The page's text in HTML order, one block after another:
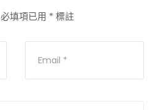
必填項已用 * 標註